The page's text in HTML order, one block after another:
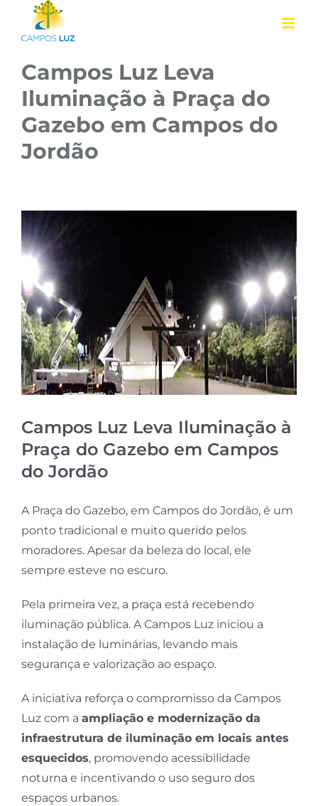
conteúdo
Campos Luz Leva
Iluminação à Praça do
Gazebo em Campos do
Jordão
View
Larger
Image
Campos Luz Leva Iluminação à
Praça do Gazebo em Campos
do Jordão
A Praça do Gazebo, em Campos do Jordão, é um
ponto tradicional e muito querido pelos
moradores. Apesar da beleza do local, ele
sempre esteve no escuro.
Pela primeira vez, a praça está recebendo
iluminação pública. A Campos Luz iniciou a
instalação de luminárias, levando mais
segurança e valorização ao espaço.
A iniciativa reforça o compromisso da Campos
Luz com a ampliação e modernização da
infraestrutura de iluminação em locais antes
esquecidos, promovendo acessibilidade
noturna e incentivando o uso seguro dos
espaços urbanos.